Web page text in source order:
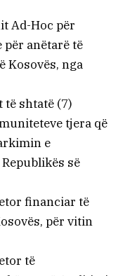
Ad-Hoc për
për anëtarë të
Kosovës, nga
shtatë (7)
tjera që
e
së
financiar të
për vitin
të